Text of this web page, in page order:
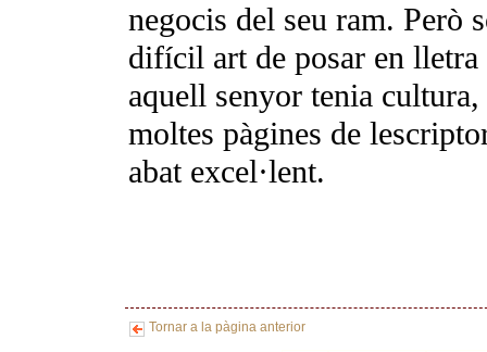
negocis del seu ram. Però
difícil art de posar en lletra
aquell senyor tenia cultura,
moltes pàgines de
abat excel·lent.
Tornar a la pàgina anterior